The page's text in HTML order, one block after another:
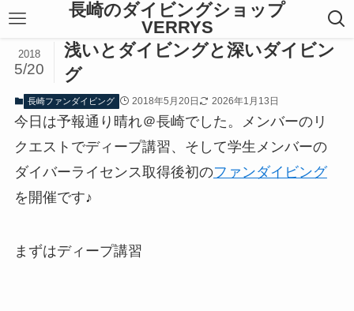
長崎のダイビングショップ
VERRYS
浅いとダイビングと深いダイビン
グ
2018
5/20
長崎ファンダイビング 2018年5月20日 2026年1月13日
今日は予報通り晴れ＠長崎でした。メンバーのリ
クエストでディープ講習、そして学生メンバーの
ダイバーライセンス取得後初のファンダイビング
を開催です♪
まずはディープ講習